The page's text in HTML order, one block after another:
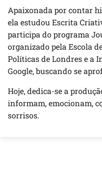
Apaixonada por contar
ela estudou Escrita
participa do programa
organizado pela Escola
Políticas de Londres e a
Google, buscando se
Hoje, dedica-se a
informam, emocionam,
sorrisos.